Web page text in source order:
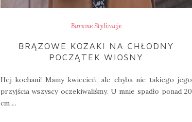
Barwne Stylizacje
BRĄZOWE KOZAKI NA CHŁODNY
POCZĄTEK WIOSNY
Hej kochani! Mamy kwiecień, ale chyba nie takiego jego
przyjścia wszyscy oczekiwaliśmy. U mnie spadło ponad 20
cm ...